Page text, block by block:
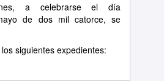
a celebrarse el día
de dos mil catorce, se
siguientes expedientes: